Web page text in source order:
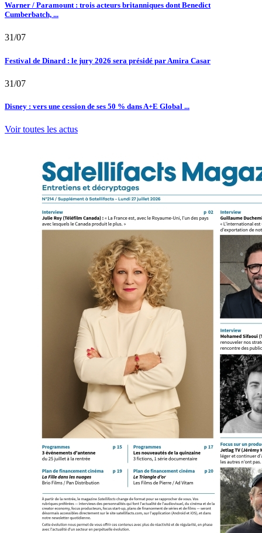
Warner / Paramount : trois acteurs britanniques dont Benedict
Cumberbatch, ...
31/07
Festival de Dinard : le jury 2026 sera présidé par Amira Casar
31/07
Disney : vers une cession de ses 50 % dans A+E Global ...
Voir toutes les actus